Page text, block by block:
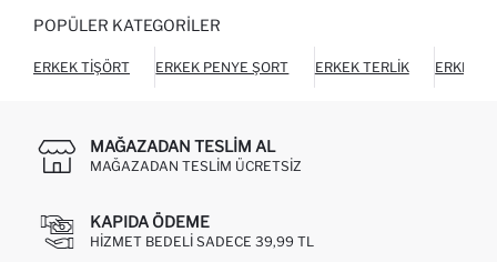
POPÜLER KATEGORILER
ERKEK TIŞÖRT ERKEK PENYE ŞORT ERKEK TERLIK ERKEK
MAĞAZADAN TESLIM AL
MAĞAZADAN TESLIM ÜCRETSIZ
KAPIDA ÖDEME
HIZMET BEDELI SADECE 39,99 TL